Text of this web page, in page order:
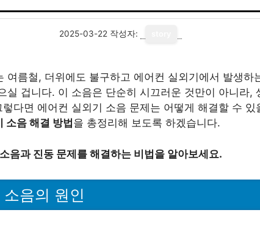
2025-03-22 작성자:
여름철, 더위에도 불구하고 에어컨 실외기에서 발생하
실 겁니다. 이 소음은 단순히 시끄러운 것만이 아니라,
다면 에어컨 실외기 소음 문제는 어떻게 해결할 수 있
소음 해결 방법 을 총정리해 보도록 하겠습니다.
음과 진동 문제를 해결하는 비법을 알아보세요.
음의 원인